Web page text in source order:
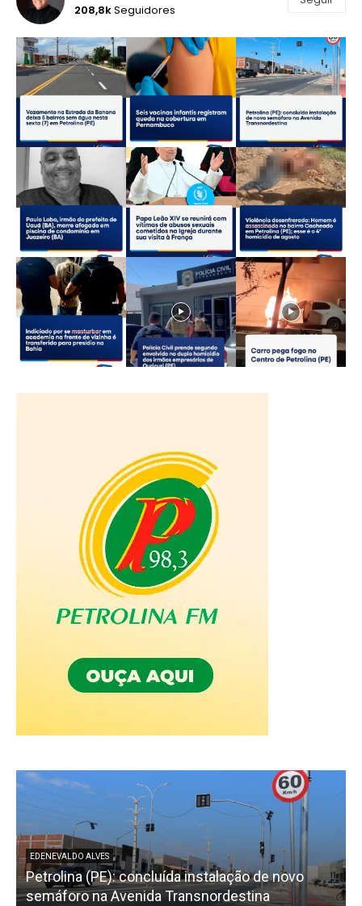
208,8kSeguidores
EDENEVALDO ALVES
Petrolina (PE): concluída instalação de novo
semáforo na Avenida Transnordestina